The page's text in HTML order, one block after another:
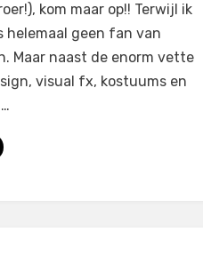
kom maar op!! Terwijl ik
helemaal geen fan van
Maar naast de enorm vette
visual fx, kostuums en